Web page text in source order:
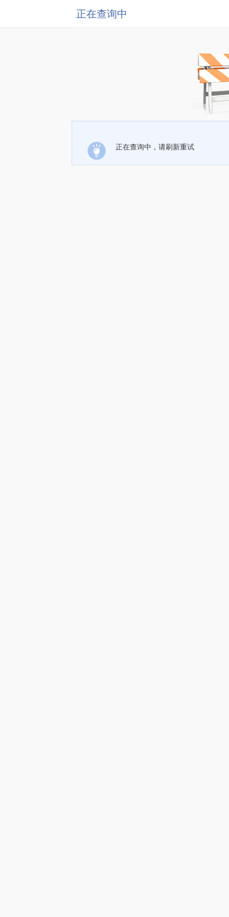
正在查询中
正在查询中，请刷新重试